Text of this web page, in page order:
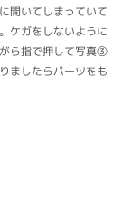
開いてしまっていて
ケガをしないように
ら指で押して写真③
ましたらパーツをも